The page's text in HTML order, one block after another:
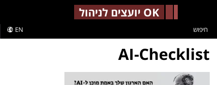
OK יועצים לניהול
EN חיפוש
AI-Checklist